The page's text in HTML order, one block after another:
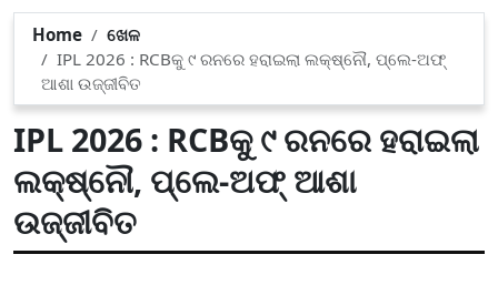
Home
ଖେଳ
IPL 2026 : RCBକୁ ୯ ରନରେ ହରାଇଲା ଲକ୍ଷ୍ନୌ, ପ୍ଲେ-ଅଫ୍
ଆଶା ଉଜ୍ଜୀବିତ
IPL 2026 : RCBକୁ ୯ ରନରେ ହରାଇଲା
ଲକ୍ଷ୍ନୌ, ପ୍ଲେ-ଅଫ୍ ଆଶା
ଉଜ୍ଜୀବିତ